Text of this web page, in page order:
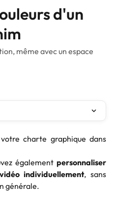
d'un
même avec un espace
charte graphique dans
également personnaliser
individuellement, sans
générale.